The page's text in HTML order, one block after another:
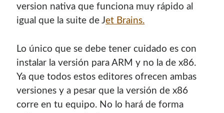
El Blog de Luis0
Picando Código0
version nativa que funciona muy rápido al
igual que la suite de Jet Brains.
Lo único que se debe tener cuidado es con
instalar la versión para ARM y no la de x86.
Ya que todos estos editores ofrecen ambas
versiones y a pesar que la versión de x86
corre en tu equipo. No lo hará de forma